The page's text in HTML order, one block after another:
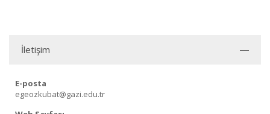
İletişim
E-posta
egeozkubat@gazi.edu.tr